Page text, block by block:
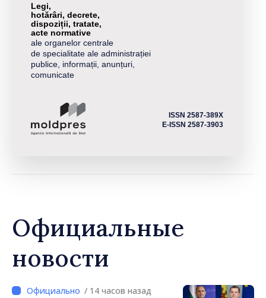
Legi,
hotărâri, decrete,
dispoziții, tratate,
acte normative
ale organelor centrale
de specialitate ale administrației
publice, informații, anunțuri,
comunicate
ISSN 2587-389X
E-ISSN 2587-3903
Официальные
новости
/ 14 часов назад